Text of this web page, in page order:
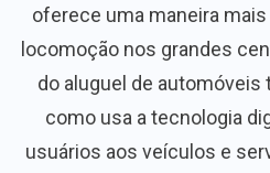
oferece uma maneira
locomoção nos grandes
do aluguel de automóveis
como usa a tecnologia
usuários aos veículos e